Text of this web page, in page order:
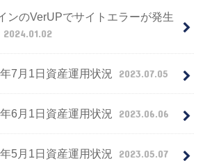
ンのVerUPでサイトエラーが発生
2024.01.02
7月1日資産運用状況 2023.07.05
6月1日資産運用状況 2023.06.06
5月1日資産運用状況 2023.05.07